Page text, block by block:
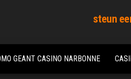
steun
GEANT CASINO NARBONNE